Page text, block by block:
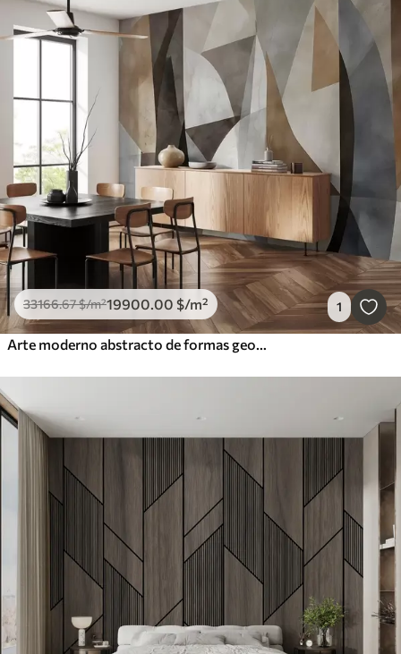
33166.67$/m²19900.00 $/m² 1
Arte moderno abstracto de formas geométricas texturadas en tonos marrones, grises y beige